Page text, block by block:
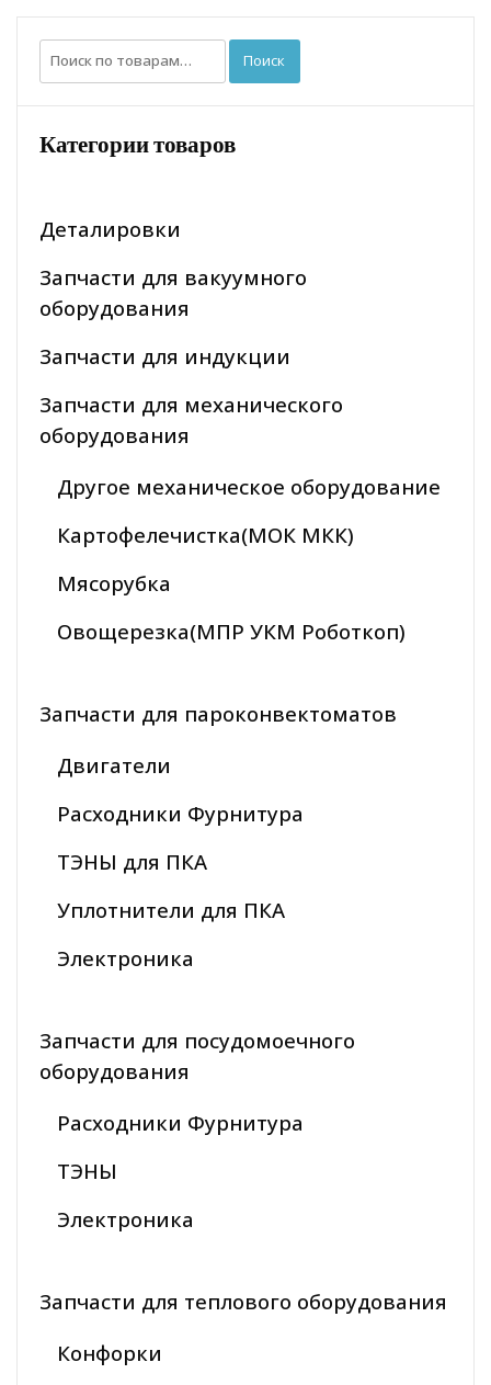
Искать: Поиск
Категории товаров
Деталировки
Запчасти для вакуумного
оборудования
Запчасти для индукции
Запчасти для механического
оборудования
Другое механическое оборудование
Картофелечистка(МОК МКК)
Мясорубка
Овощерезка(МПР УКМ Роботкоп)
Запчасти для пароконвектоматов
Двигатели
Расходники Фурнитура
ТЭНЫ для ПКА
Уплотнители для ПКА
Электроника
Запчасти для посудомоечного
оборудования
Расходники Фурнитура
ТЭНЫ
Электроника
Запчасти для теплового оборудования
Конфорки